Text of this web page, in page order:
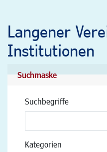
Langener
Institutionen
Suchmaske
Suchbegriffe
Kategorien